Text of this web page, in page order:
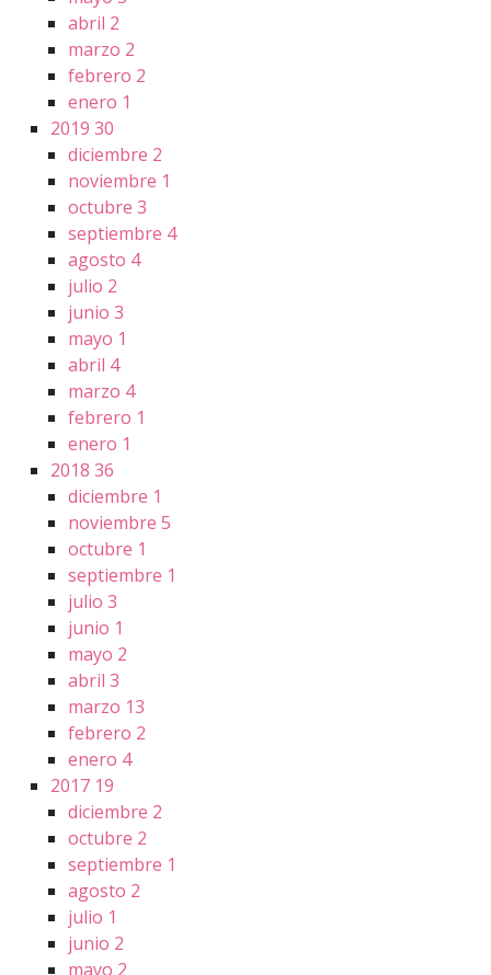
abril 2
marzo 2
febrero 2
enero 1
2019 30
diciembre 2
noviembre 1
octubre 3
septiembre 4
agosto 4
julio 2
junio 3
mayo 1
abril 4
marzo 4
febrero 1
enero 1
2018 36
diciembre 1
noviembre 5
octubre 1
septiembre 1
julio 3
junio 1
mayo 2
abril 3
marzo 13
febrero 2
enero 4
2017 19
diciembre 2
octubre 2
septiembre 1
agosto 2
julio 1
junio 2
mayo 2